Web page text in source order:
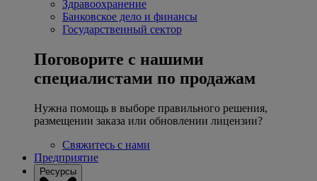
Здравоохранение
Банковское дело и финансы
Государственный сектор
Поговорите с нашими
специалистами по продажам
Нужна помощь в выборе правильного решения,
размещении заказа или обновлении лицензии?
Свяжитесь с нами
Предприятие
Ресурсы